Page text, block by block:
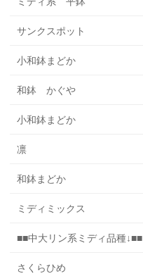
サンクスポット
小和鉢まどか
和鉢 かぐや
小和鉢まどか
凛
和鉢まどか
ミディミックス
■■中大リン系ミディ品種↓■■
さくらひめ